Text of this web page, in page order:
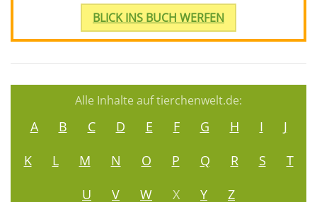
BLICK INS BUCH WERFEN
Alle Inhalte auf tierchenwelt.de:
A B C D E F G H I
J
K
L M N O P Q R S
T
U
V W X Y Z